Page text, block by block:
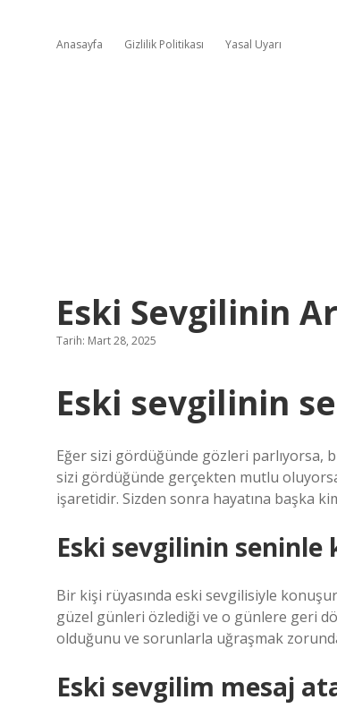
Anasayfa Gizlilik Politikası Yasal Uyarı
Eski Sevgilinin
Tarih: Mart 28, 2025
Eski sevgilinin
Eğer sizi gördüğünde gözleri parlıyorsa,
sizi gördüğünde gerçekten mutlu
işaretidir. Sizden sonra hayatına başka
Eski sevgilinin seninle
Bir kişi rüyasında eski sevgilisiyle
güzel günleri özlediği ve o günlere geri
olduğunu ve sorunlarla uğraşmak
Eski sevgilim mesaj